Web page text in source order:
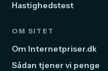
Hastighedstest
OM SITET
Om Internetpriser.dk
Sådan tjener vi penge